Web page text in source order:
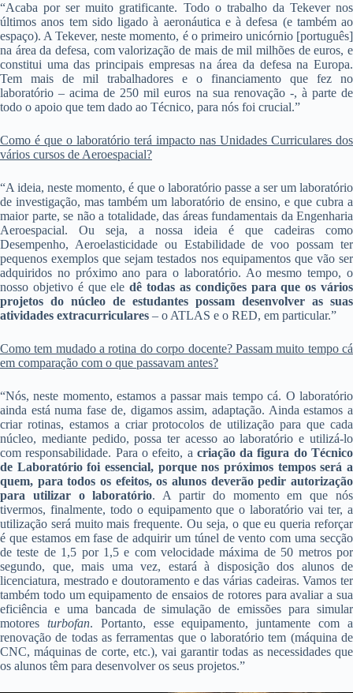
“Acaba por ser muito gratificante. Todo o trabalho da Tekever nos
últimos anos tem sido ligado à aeronáutica e à defesa (e também ao
espaço). A Tekever, neste momento, é o primeiro unicórnio [português]
na área da defesa, com valorização de mais de mil milhões de euros, e
constitui uma das principais empresas na área da defesa na Europa.
Tem mais de mil trabalhadores e o financiamento que fez no
laboratório – acima de 250 mil euros na sua renovação -, à parte de
todo o apoio que tem dado ao Técnico, para nós foi crucial.”
Como é que o laboratório terá impacto nas Unidades Curriculares dos
vários cursos de Aeroespacial?
“A ideia, neste momento, é que o laboratório passe a ser um laboratório
de investigação, mas também um laboratório de ensino, e que cubra a
maior parte, se não a totalidade, das áreas fundamentais da Engenharia
Aeroespacial. Ou seja, a nossa ideia é que cadeiras como
Desempenho, Aeroelasticidade ou Estabilidade de voo possam ter
pequenos exemplos que sejam testados nos equipamentos que vão ser
adquiridos no próximo ano para o laboratório. Ao mesmo tempo, o
nosso objetivo é que eledê todas as condições para que os vários
projetos do núcleo de estudantes possam desenvolver as suas
atividades extracurriculares – o ATLAS e o RED, em particular.”
Como tem mudado a rotina do corpo docente? Passam muito tempo cá
em comparação com o que passavam antes?
“Nós, neste momento, estamos a passar mais tempo cá. O laboratório
ainda está numa fase de, digamos assim, adaptação. Ainda estamos a
criar rotinas, estamos a criar protocolos de utilização para que cada
núcleo, mediante pedido, possa ter acesso ao laboratório e utilizá-lo
com responsabilidade. Para o efeito, a criação da figura do Técnico
de Laboratório foi essencial, porque nos próximos tempos será a
quem, para todos os efeitos, os alunos deverão pedir autorização
para utilizar o laboratório. A partir do momento em que nós
tivermos, finalmente, todo o equipamento que o laboratório vai ter, a
utilização será muito mais frequente. Ou seja, o que eu queria reforçar
é que estamos em fase de adquirir um túnel de vento com uma secção
de teste de 1,5 por 1,5 e com velocidade máxima de 50 metros por
segundo, que, mais uma vez, estará à disposição dos alunos de
licenciatura, mestrado e doutoramento e das várias cadeiras. Vamos ter
também todo um equipamento de ensaios de rotores para avaliar a sua
eficiência e uma bancada de simulação de emissões para simular
motores turbofan. Portanto, esse equipamento, juntamente com a
renovação de todas as ferramentas que o laboratório tem (máquina de
CNC, máquinas de corte, etc.), vai garantir todas as necessidades que
os alunos têm para desenvolver os seus projetos.”